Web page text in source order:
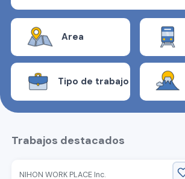
Area
Tipo de trabajo
Trabajos destacados
NIHON WORK PLACE Inc.